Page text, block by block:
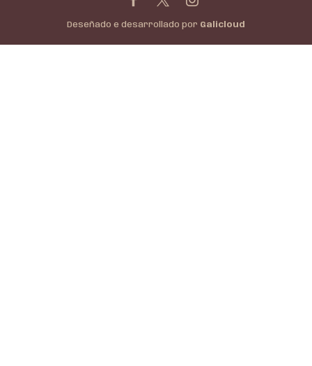
Deseñado e desarrollado por Galicloud